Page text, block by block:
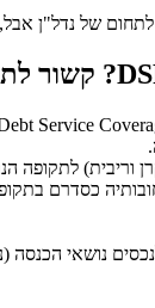
וריבית) לתקופה
כסדרם
נושאי הכנסה